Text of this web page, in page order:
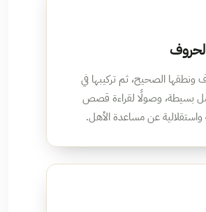
ونطقها الصحيح، ثم تركيبها في
بسيطة، وصولًا لقراءة قصص
واستقلالية عن مساعدة الأهل.